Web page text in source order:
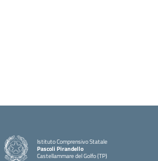
Istituto Comprensivo Statale
Pascoli Pirandello
Castellammare del Golfo (TP)